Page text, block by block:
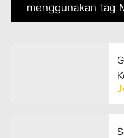
menggunakan tag